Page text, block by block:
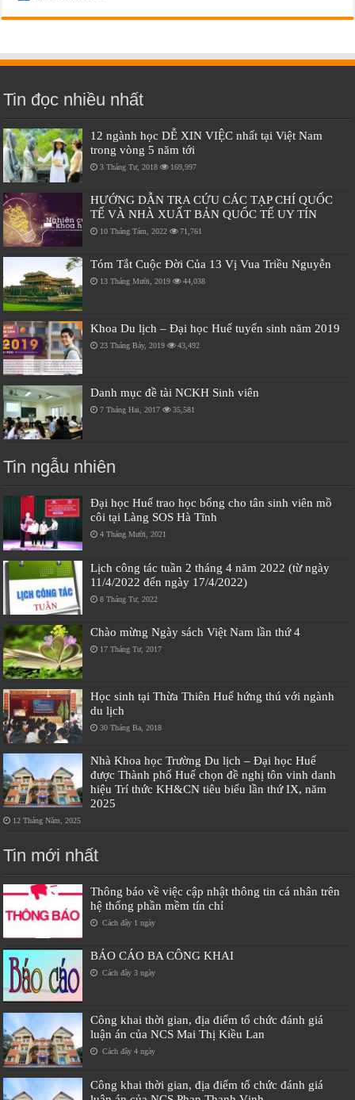
Tin đọc nhiều nhất
12 ngành học DỄ XIN VIỆC nhất tại Việt Nam
trong vòng 5 năm tới
3 Tháng Tư, 2018 169,997
HƯỚNG DẪN TRA CỨU CÁC TẠP CHÍ QUỐC
TẾ VÀ NHÀ XUẤT BẢN QUỐC TẾ UY TÍN
10 Tháng Tám, 2022 71,761
Tóm Tắt Cuộc Đời Của 13 Vị Vua Triều Nguyễn
13 Tháng Mười, 2019 44,038
Khoa Du lịch – Đại học Huế tuyển sinh năm 2019
23 Tháng Bảy, 2019 43,492
Danh mục đề tài NCKH Sinh viên
7 Tháng Hai, 2017 35,581
Tin ngẫu nhiên
Đại học Huế trao học bổng cho tân sinh viên mồ
côi tại Làng SOS Hà Tĩnh
4 Tháng Mười, 2021
Lịch công tác tuần 2 tháng 4 năm 2022 (từ ngày
11/4/2022 đến ngày 17/4/2022)
8 Tháng Tư, 2022
Chào mừng Ngày sách Việt Nam lần thứ 4
17 Tháng Tư, 2017
Học sinh tại Thừa Thiên Huế hứng thú với ngành
du lịch
30 Tháng Ba, 2018
Nhà Khoa học Trường Du lịch – Đại học Huế
được Thành phố Huế chọn đề nghị tôn vinh danh
hiệu Trí thức KH&CN tiêu biểu lần thứ IX, năm
2025
12 Tháng Năm, 2025
Tin mới nhất
Thông báo về việc cập nhật thông tin cá nhân trên
hệ thống phần mềm tín chỉ
Cách đây 1 ngày
BÁO CÁO BA CÔNG KHAI
Cách đây 3 ngày
Công khai thời gian, địa điểm tổ chức đánh giá
luận án của NCS Mai Thị Kiều Lan
Cách đây 4 ngày
Công khai thời gian, địa điểm tổ chức đánh giá